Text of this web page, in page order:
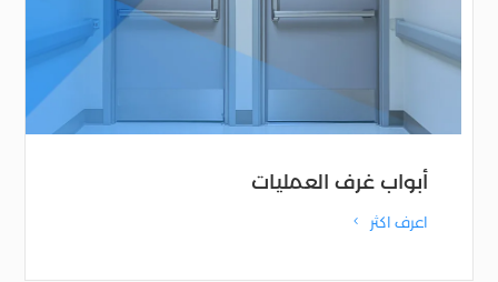
أبواب غرف العمليات
اعرف اكثر 4